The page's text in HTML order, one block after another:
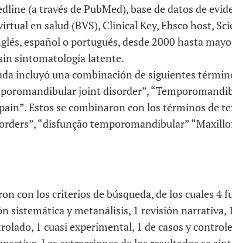
(a través de PubMed), base de datos de
en salud (BVS), Clinical Key, Ebsco host,
español o portugués, desde 2000 hasta
sintomatología latente.
incluyó una combinación de siguientes
joint disorder”,
Estos se combinaron con los términos de
“disfunção temporomandibular”
con los criterios de búsqueda, de los cuales 4
sistemática y metanálisis, 1 revisión narrativa,
1 cuasi experimental, 1 de casos y